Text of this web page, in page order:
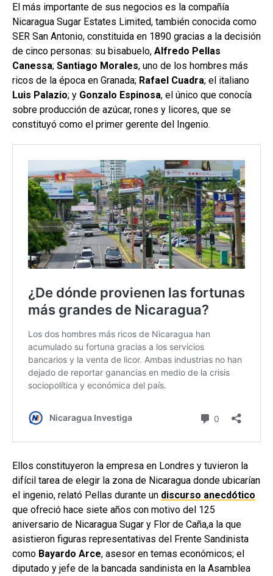
El más importante de sus negocios es la compañía
Nicaragua Sugar Estates Limited, también conocida como
SER San Antonio, constituida en 1890 gracias a la decisión
de cinco personas: su bisabuelo, Alfredo Pellas
Canessa; Santiago Morales, uno de los hombres más
ricos de la época en Granada; Rafael Cuadra; el italiano
Luis Palazio; y Gonzalo Espinosa, el único que conocía
sobre producción de azúcar, rones y licores, que se
constituyó como el primer gerente del Ingenio.
Ellos constituyeron la empresa en Londres y tuvieron la
difícil tarea de elegir la zona de Nicaragua donde ubicarían
el ingenio, relató Pellas durante un discurso anecdótico
que ofreció hace siete años con motivo del 125
aniversario de Nicaragua Sugar y Flor de Caña,a la que
asistieron figuras representativas del Frente Sandinista
como Bayardo Arce, asesor en temas económicos; el
diputado y jefe de la bancada sandinista en la Asamblea